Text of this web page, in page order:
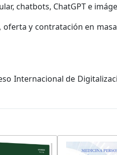
chatbots, ChatGPT e
y contratación en
Internacional de